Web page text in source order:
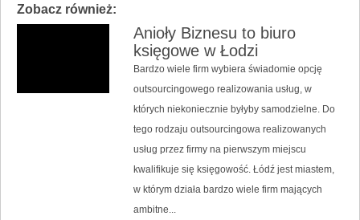
Zobacz również:
Anioły Biznesu to biuro
księgowe w Łodzi
Bardzo wiele firm wybiera świadomie opcję
outsourcingowego realizowania usług, w
których niekoniecznie byłyby samodzielne. Do
tego rodzaju outsourcingowa realizowanych
usług przez firmy na pierwszym miejscu
kwalifikuje się księgowość. Łódź jest miastem,
w którym działa bardzo wiele firm mających
ambitne...